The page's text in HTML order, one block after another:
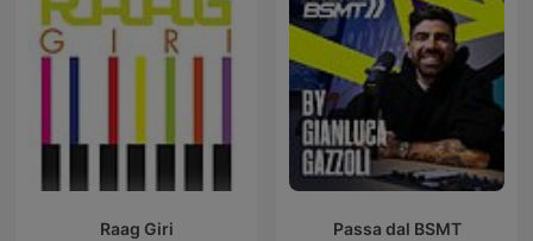
Raag Giri Passa dal BSMT